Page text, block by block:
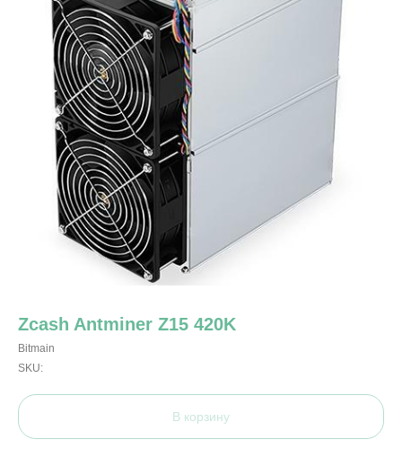
Zcash Antminer Z15 420K
Bitmain
SKU:
В корзину